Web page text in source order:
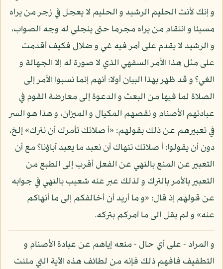
و إنك لأنت الحليم الرشيد و الحليم لا يعجل في زجر من يراه
مسيئا و انتقام من يراه مجرما حتى ينجلي له وجه الصواب،
و الرشيد لا يقدم على أمر فيه غي و ضلال فكيف أقدمت
على مثل هذا الأمر السفهي الذي لا صورة له إلا الجهالة و
الغي؟ و قد ظهر بهذا البيان أولا: أنهم إنما نسبوا الأمر إلى
الصلاة لما فيها من البعث و الدعوة إلى معارضة القوم في
عبادتهم الأصنام و نقصهم المكيال و الميزان، و هذا هو السر
في تعبيرهم عن ذلك بقولهم: «أ صلاتك تأمرك أن نترك» إلخ،
دون أن يقولوا: أ صلاتك تنهاك أن نعبد ما يعبد آباؤنا؟ مع أن
التعبير عن المنع بالنهي عن الفعل أقرب إلى الطبع من
التعبير بالأمر بالترك و لذلك عبر عنه شعيب بالنهي في جوابه
عن قولهم إذ قال: «و ما أريد أن أخالفكم إلى ما أنهاكم
عنه» و لم يقل إلى ما آمركم بتركه.
و المراد - على أي حال - منعه إياهم عن عبادة الأصنام و
التطفيف فافهم ذلك فإنه من لطائف هذه الآية التي ملئت